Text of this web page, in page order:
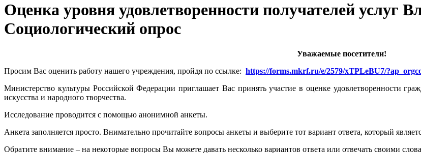
Оценка уровня удовлетворенности получателей услуг
Социологический опрос
Уважаемые посетители!
Просим Вас оценить работу нашего учреждения, пройдя по ссылке: https://forms.mkrf.ru/e/2579/xTPLeBU7/
Министерство культуры Российской Федерации приглашает Вас принять участие в оценке удовлетворенности
искусства и народного творчества.
Исследование проводится с помощью анонимной анкеты.
Анкета заполняется просто. Внимательно прочитайте вопросы анкеты и выберите тот вариант ответа, который
Обратите внимание – на некоторые вопросы Вы можете давать несколько вариантов ответа или отвечать своими